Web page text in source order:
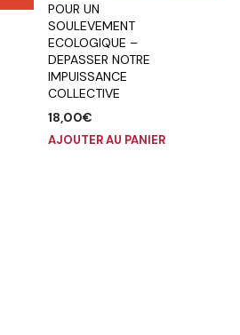
POUR UN
SOULEVEMENT
ECOLOGIQUE –
DEPASSER NOTRE
IMPUISSANCE
COLLECTIVE
18,00€
AJOUTER AU PANIER